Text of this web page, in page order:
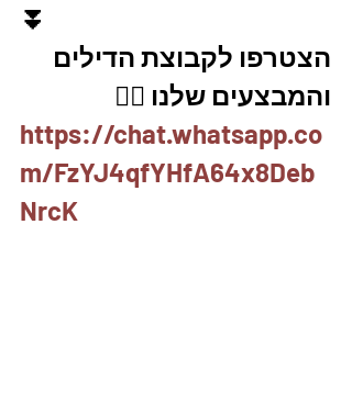
⏬
הצטרפו לקבוצת הדילים
והמבצעים שלנו 👇🏽
https://chat.whatsapp.co
m/FzYJ4qfYHfA64x8Deb
NrcK